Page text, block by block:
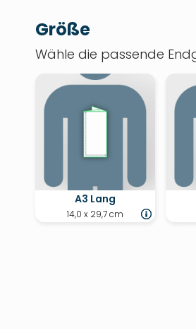
Größe
Wähle die passende
A3 Lang
14,0 x 29,7 cm